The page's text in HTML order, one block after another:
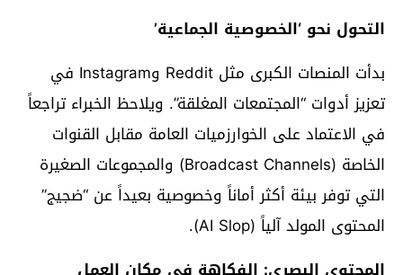
التحول نحو ‘الخصوصية الجماعية’
بدأت المنصات الكبرى مثل Reddit وInstagram في
تعزيز أدوات “المجتمعات المغلقة”. ويلاحظ الخبراء تراجعاً
في الاعتماد على الخوارزميات العامة مقابل القنوات
الخاصة (Broadcast Channels) والمجموعات الصغيرة
التي توفر بيئة أكثر أماناً وخصوصية بعيداً عن “ضجيج”
المحتوى المولد آلياً (AI Slop).